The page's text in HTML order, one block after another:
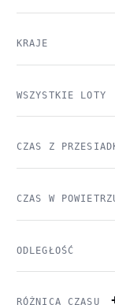
KRAJE
WSZYSTKIE LOTY
CZAS Z
CZAS W
ODLEGŁOŚĆ
RÓŻNICA CZASU